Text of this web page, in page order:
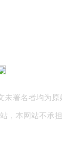
署名者均为原
，本网站不承担